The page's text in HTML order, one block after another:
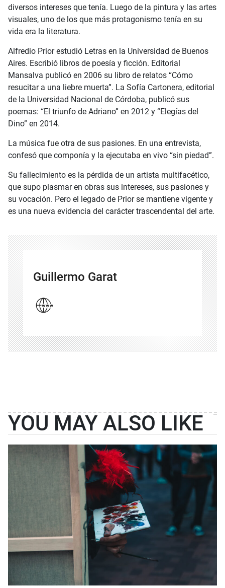
diversos intereses que tenía. Luego de la pintura y las artes
visuales, uno de los que más protagonismo tenía en su
vida era la literatura.
Alfredio Prior estudió Letras en la Universidad de Buenos
Aires. Escribió libros de poesía y ficción. Editorial
Mansalva publicó en 2006 su libro de relatos “Cómo
resucitar a una liebre muerta”. La Sofía Cartonera, editorial
de la Universidad Nacional de Córdoba, publicó sus
poemas: “El triunfo de Adriano” en 2012 y “Elegías del
Dino” en 2014.
La música fue otra de sus pasiones. En una entrevista,
confesó que componía y la ejecutaba en vivo “sin piedad”.
Su fallecimiento es la pérdida de un artista multifacético,
que supo plasmar en obras sus intereses, sus pasiones y
su vocación. Pero el legado de Prior se mantiene vigente y
es una nueva evidencia del carácter trascendental del arte.
Guillermo Garat
YOU MAY ALSO LIKE